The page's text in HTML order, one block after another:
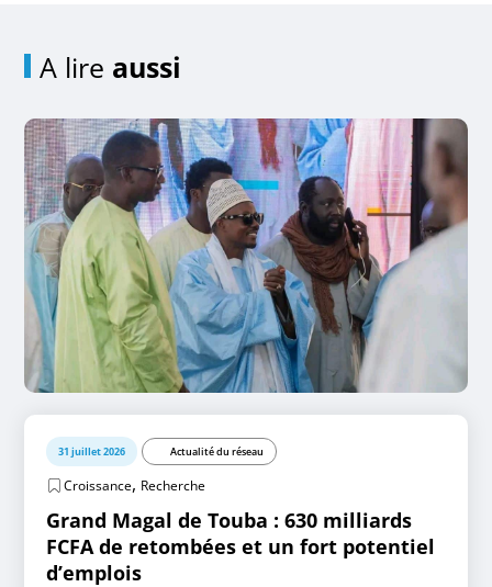
A lire aussi
31 juillet 2026 Actualité du réseau
Croissance, Recherche
Grand Magal de Touba : 630 milliards
FCFA de retombées et un fort potentiel
d’emplois